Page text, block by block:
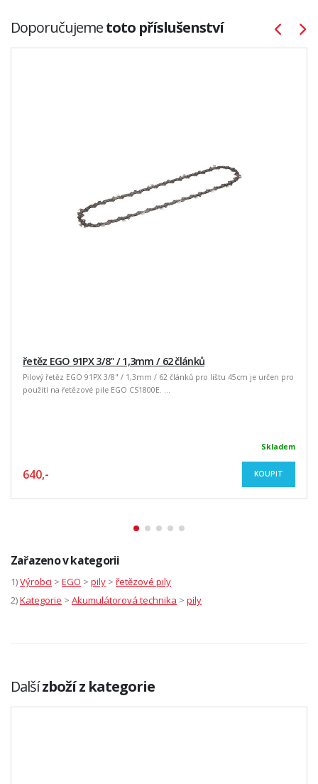
Doporučujemetoto příslušenství
řetěz EGO 91PX 3/8" / 1,3mm / 62 článků
Pilový řetěz EGO 91PX 3/8" / 1,3mm / 62 článků pro lištu 45cm je určen pro
použití na řetězové pile EGO CS1800E. ...
Skladem
640,- KOUPIT
Zařazeno v kategorii
1)Výrobci > EGO > pily > řetězové pily
2)Kategorie > Akumulátorová technika > pily
Dalšízboží z kategorie